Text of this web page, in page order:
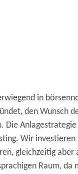
in
den Wunsch
Wir
gleichzeitig
Raum, da